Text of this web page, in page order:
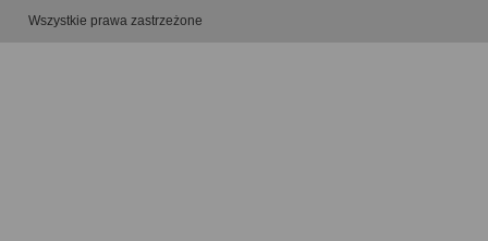
Wszystkie prawa zastrzeżone